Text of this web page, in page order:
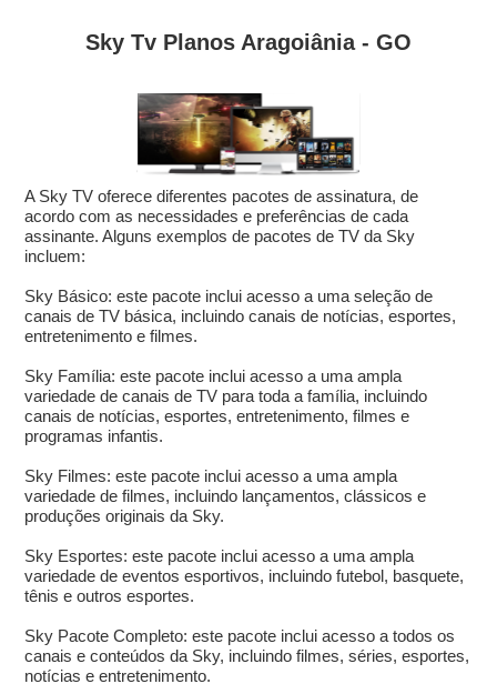
Sky Tv Planos Aragoiânia - GO
A Sky TV oferece diferentes pacotes de assinatura, de
acordo com as necessidades e preferências de cada
assinante. Alguns exemplos de pacotes de TV da Sky
incluem:
Sky Básico: este pacote inclui acesso a uma seleção de
canais de TV básica, incluindo canais de notícias, esportes,
entretenimento e filmes.
Sky Família: este pacote inclui acesso a uma ampla
variedade de canais de TV para toda a família, incluindo
canais de notícias, esportes, entretenimento, filmes e
programas infantis.
Sky Filmes: este pacote inclui acesso a uma ampla
variedade de filmes, incluindo lançamentos, clássicos e
produções originais da Sky.
Sky Esportes: este pacote inclui acesso a uma ampla
variedade de eventos esportivos, incluindo futebol, basquete,
tênis e outros esportes.
Sky Pacote Completo: este pacote inclui acesso a todos os
canais e conteúdos da Sky, incluindo filmes, séries, esportes,
notícias e entretenimento.